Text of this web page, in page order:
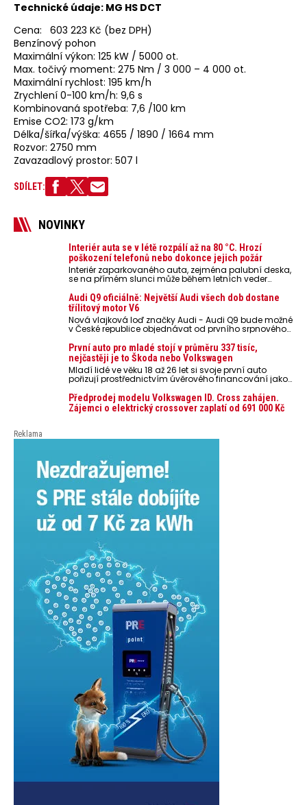
Technické údaje: MG HS DCT
Cena: 603 223 Kč (bez DPH)
Benzínový pohon
Maximální výkon: 125 kW / 5000 ot.
Max. točivý moment: 275 Nm / 3 000 – 4 000 ot.
Maximální rychlost: 195 km/h
Zrychlení 0-100 km/h: 9,6 s
Kombinovaná spotřeba: 7,6 /100 km
Emise CO2: 173 g/km
Délka/šířka/výška: 4655 / 1890 / 1664 mm
Rozvor: 2750 mm
Zavazadlový prostor: 507 l
SDÍLET:
NOVINKY
Interiér auta se v létě rozpálí až na 80 °C. Hrozí
poškození telefonů nebo dokonce jejich požár
Interiér zaparkovaného auta, zejména palubní deska,
se na přímém slunci může během letních veder
nebezpečí pro odložené mobilní telefony, powerbanky
nebo notebooky. Můžou urychlit stárnutí baterií,
poškodit elektroniku a ve výjimečných případech i
zvýšit riziko požáru.
Audi Q9 oficiálně: Největší Audi všech dob dostane
třílitový motor V6
Nová vlajková loď značky Audi - Audi Q9 bude možné
v České republice objednávat od prvního srpnového
První auto pro mladé stojí v průměru 337 tisíc,
nejčastěji je to Škoda nebo Volkswagen
Mladí lidé ve věku 18 až 26 let si svoje první auto
pořizují prostřednictvím úvěrového financování jako
auto. Průměrná pořizovací cena vozu dosahuje 337
tisíc korun a průměrná financovaná částka
přesahuje 251 tisíc korun. Vyplývá to z dat Leasingu
Předprodej modelu Volkswagen ID. Cross zahájen.
Zájemci o elektrický crossover zaplatí od 691 000 Kč
Reklama